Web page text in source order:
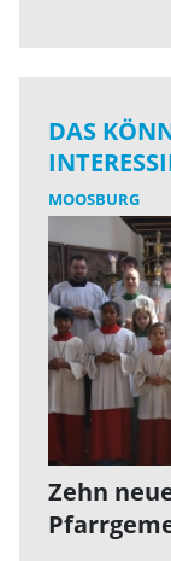
DAS
MOOSBURG
Zehn